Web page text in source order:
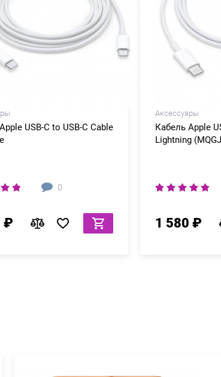
USB-C to USB-C Cable
0
₽
Аксессуары
Кабель Apple
Lightning
1 580 ₽